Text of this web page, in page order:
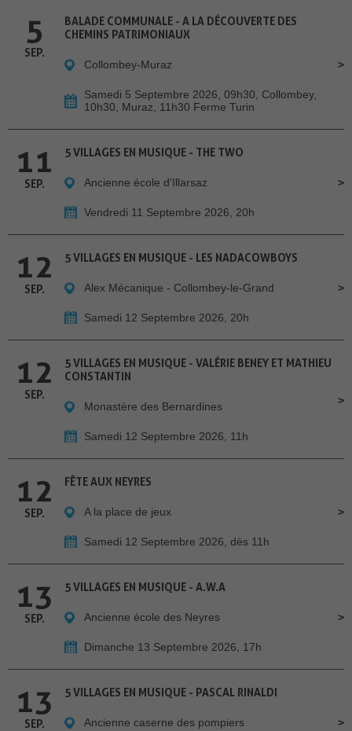
5
SEP.
BALADE COMMUNALE - A LA DÉCOUVERTE DES
CHEMINS PATRIMONIAUX
Collombey-Muraz
Samedi 5 Septembre 2026, 09h30, Collombey,
10h30, Muraz, 11h30 Ferme Turin
11
SEP.
5 VILLAGES EN MUSIQUE - THE TWO
Ancienne école d'Illarsaz
Vendredi 11 Septembre 2026, 20h
12
SEP.
5 VILLAGES EN MUSIQUE - LES NADACOWBOYS
Alex Mécanique - Collombey-le-Grand
Samedi 12 Septembre 2026, 20h
12
SEP.
5 VILLAGES EN MUSIQUE - VALÉRIE BENEY ET MATHIEU
CONSTANTIN
Monastère des Bernardines
Samedi 12 Septembre 2026, 11h
12
SEP.
FÊTE AUX NEYRES
A la place de jeux
Samedi 12 Septembre 2026, dès 11h
13
SEP.
5 VILLAGES EN MUSIQUE - A.W.A
Ancienne école des Neyres
Dimanche 13 Septembre 2026, 17h
13
SEP.
5 VILLAGES EN MUSIQUE - PASCAL RINALDI
Ancienne caserne des pompiers